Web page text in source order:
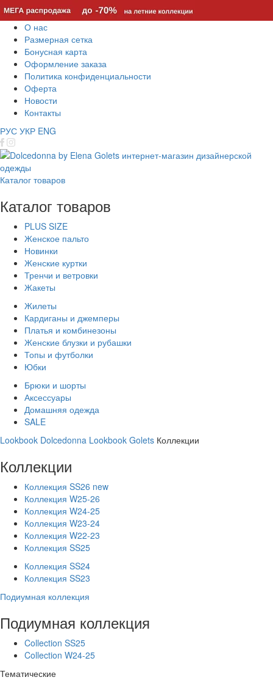
О нас
Размерная сетка
Бонусная карта
Оформление заказа
Политика конфиденциальности
Оферта
Новости
Контакты
РУС УКР ENG
Каталог товаров
Каталог товаров
PLUS SIZE
Женское пальто
Новинки
Женские куртки
Тренчи и ветровки
Жакеты
Жилеты
Кардиганы и джемперы
Платья и комбинезоны
Женские блузки и рубашки
Топы и футболки
Юбки
Брюки и шорты
Аксессуары
Домашняя одежда
SALE
Lookbook Dolcedonna Lookbook Golets Коллекции
Коллекции
Коллекция SS26 new
Коллекция W25-26
Коллекция W24-25
Коллекция W23-24
Коллекция W22-23
Коллекция SS25
Коллекция SS24
Коллекция SS23
Подиумная коллекция
Подиумная коллекция
Collection SS25
Collection W24-25
Тематические